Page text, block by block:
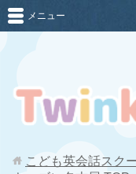
メニュー
こども英会話スク